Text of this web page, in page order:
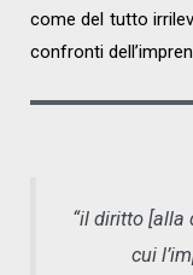
come del tutto
confronti
“il diritto [alla
cui